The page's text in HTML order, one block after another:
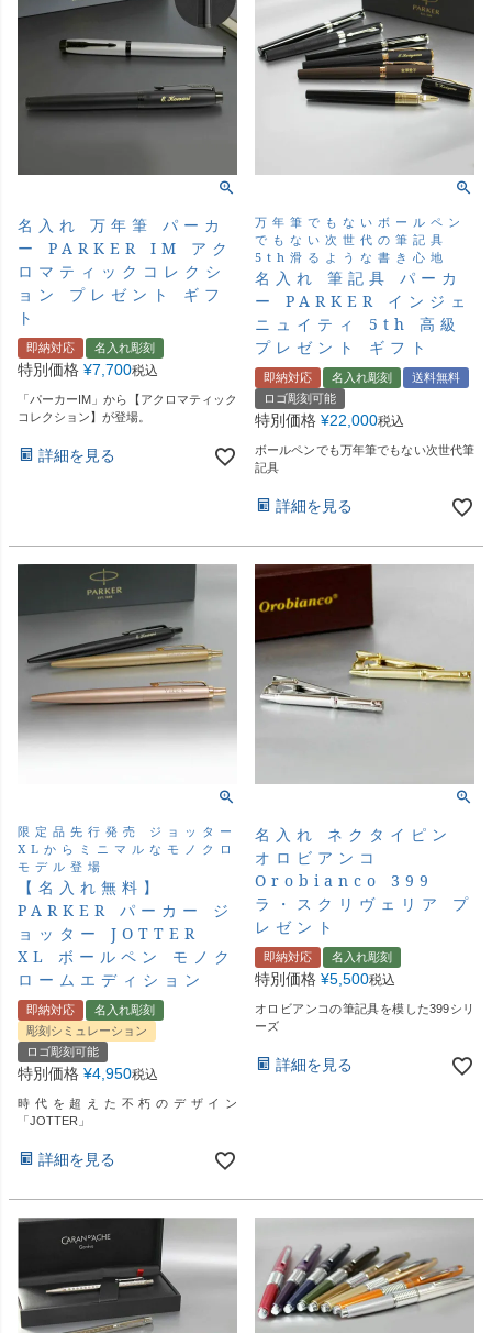
名入れ 万年筆 パーカ
ー PARKER IM アク
ロマティックコレクシ
ョン プレゼント ギフ
ト
即納対応 名入れ彫刻
特別価格 ¥7,700税込
「パーカーIM」から【アクロマティック
コレクション】が登場。
詳細を見る
万年筆でもないボールペン
でもない次世代の筆記具
5th滑るような書き心地
名入れ 筆記具 パーカ
ー PARKER インジェ
ニュイティ 5th 高級
プレゼント ギフト
即納対応 名入れ彫刻
送料無料
ロゴ彫刻可能
特別価格 ¥22,000税込
ボールペンでも万年筆でもない次世代筆
記具
詳細を見る
限定品先行発売 ジョッター
XLからミニマルなモノクロ
モデル登場
【名入れ無料】
PARKER パーカー ジ
ョッター JOTTER
XL ボールペン モノク
ロームエディション
即納対応
名入れ彫刻
彫刻シミュレーション
ロゴ彫刻可能
特別価格 ¥4,950税込
時代を超えた不朽のデザイン
「JOTTER」
詳細を見る
名入れ ネクタイピン
オロビアンコ
Orobianco 399
ラ・スクリヴェリア プ
レゼント
即納対応 名入れ彫刻
特別価格 ¥5,500税込
オロビアンコの筆記具を模した399シリ
ーズ
詳細を見る